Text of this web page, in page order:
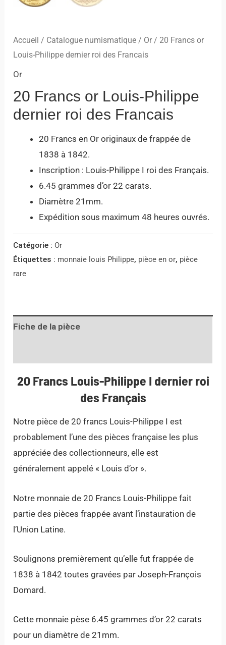
Accueil / Catalogue numismatique / Or / 20 Francs or
Louis-Philippe dernier roi des Francais
Or
20 Francs or Louis-Philippe
dernier roi des Francais
20 Francs en Or originaux de frappée de
1838 à 1842.
Inscription : Louis-Philippe I roi des Français.
6.45 grammes d’or 22 carats.
Diamètre 21mm.
Expédition sous maximum 48 heures ouvrés.
Catégorie : Or
Étiquettes : monnaie louis Philippe, pièce en or, pièce
rare
Fiche de la pièce
20 Francs Louis-Philippe I dernier roi
des Français
Notre pièce de 20 francs Louis-Philippe I est
probablement l’une des pièces française les plus
appréciée des collectionneurs, elle est
généralement appelé « Louis d’or ».
Notre monnaie de 20 Francs Louis-Philippe fait
partie des pièces frappée avant l’instauration de
l’Union Latine.
Soulignons premièrement qu’elle fut frappée de
1838 à 1842 toutes gravées par Joseph-François
Domard.
Cette monnaie pèse 6.45 grammes d’or 22 carats
pour un diamètre de 21mm.